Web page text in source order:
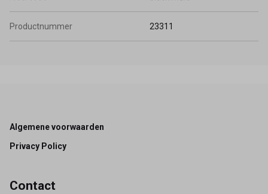
Productnummer 23311
Footer
Algemene voorwaarden
Privacy Policy
Contact